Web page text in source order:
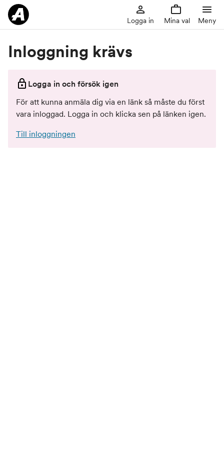
Logga in Mina val Meny
Inloggning krävs
Logga in och försök igen
För att kunna anmäla dig via en länk så måste du först
vara inloggad. Logga in och klicka sen på länken igen.
Till inloggningen